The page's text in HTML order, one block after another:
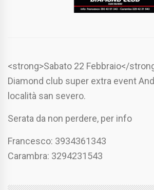
<strong>Sabato 22 Febbraio</
Diamond club super extra event
località san severo.
Serata da non perdere, per info
Francesco: 3934361343
Carambra: 3294231543